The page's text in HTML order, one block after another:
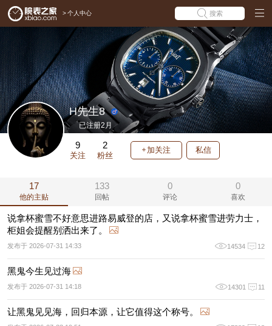
> 个人中心 搜索
H先生8
已注册2月
9
关注
2
粉丝
加关注 私信
17
他的主贴
133
回帖
0
评论
0
喜欢
说拿杯蜜雪不好意思进路易威登的店，又说拿杯蜜雪进劳力士，
柜姐会提醒别洒出来了。
发布于 2026-07-31 14:33 14534 12
黑鬼今生见过海
发布于 2026-07-31 14:18 14301 11
让黑鬼见见海，回归本源，让它值得这个称号。